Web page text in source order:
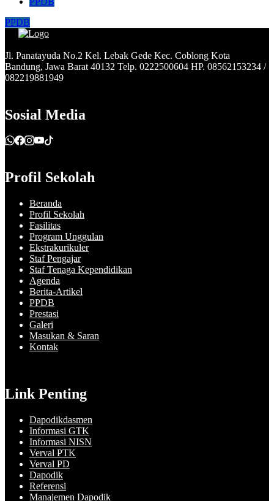
PPDB
Jl. Panatayuda No.2 Kel. Lebak Gede Kec. Coblong Kota
Bandung, Jawa Barat 40132 Telp. 0222500604 HP. 08562153234 /
082219881949
Sosial Media
Profil Sekolah
Beranda
Profil Sekolah
Fasilitas
Program Unggulan
Ekstrakurikuler
Staf Pengajar
Staf Tenaga Kependidikan
Agenda
Berita-Artikel
PPDB
Prestasi
Galeri
Masukan & Saran
Kontak
Link Penting
Dapodikdasmen
Informasi GTK
Informasi NISN
Verval PTK
Verval PD
Dapodik
Referensi
Manajemen Dapodik